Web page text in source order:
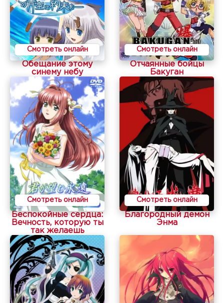
Смотреть онлайн
Обещание этому
синему небу
Смотреть онлайн
Отчаянные бойцы
Бакуган
Смотреть онлайн
Беспокойные сердца:
Вечность, которую ты
так желаешь
Смотреть онлайн
Благородный демон
Энма